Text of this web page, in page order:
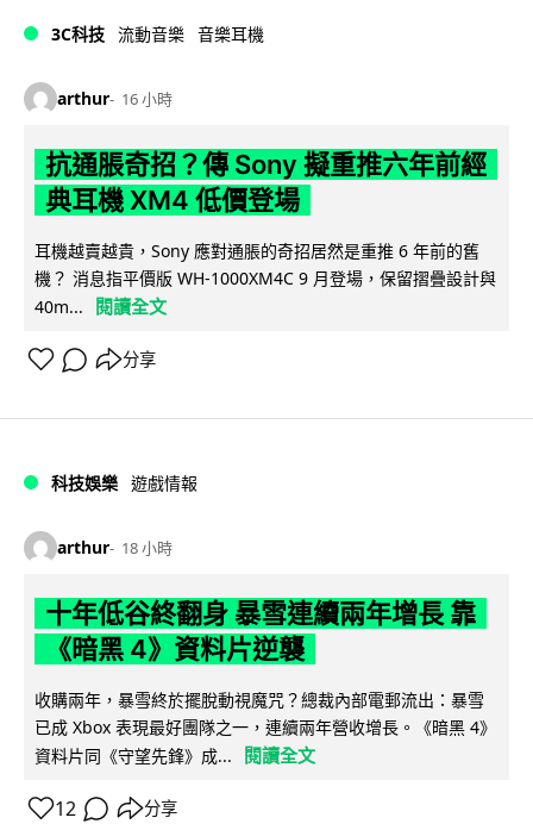
3C科技 流動音樂 音樂耳機
arthur 16 小時
抗通脹奇招？傳 Sony 擬重推六年前經
典耳機 XM4 低價登場
耳機越賣越貴，Sony 應對通脹的奇招居然是重推 6 年前的舊
機？ 消息指平價版 WH-1000XM4C 9 月登場，保留摺疊設計與
40m...
閱讀全文
分享
科技娛樂 遊戲情報
arthur 18 小時
十年低谷終翻身 暴雪連續兩年增長 靠
《暗黑 4》資料片逆襲
收購兩年，暴雪終於擺脫動視魔咒？總裁內部電郵流出：暴雪
已成 Xbox 表現最好團隊之一，連續兩年營收增長。《暗黑 4》
資料片同《守望先鋒》成...
閱讀全文
12 分享